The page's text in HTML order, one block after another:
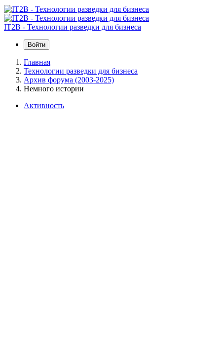
IT2B - Технологии разведки для бизнеса
Войти
Главная
Технологии разведки для бизнеса
Архив форума (2003-2025)
Немного истории
Активность